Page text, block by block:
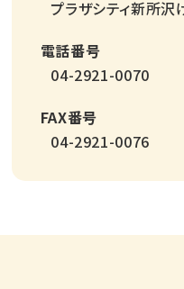
プラザシティ新所
電話番号
04-2921-0070
FAX番号
04-2921-0076